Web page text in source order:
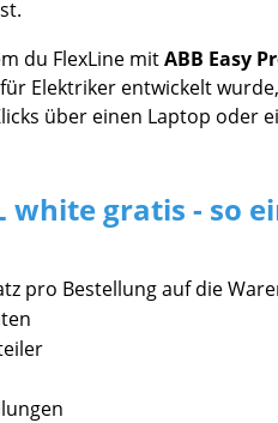
du FlexLine mitABB Easy
Elektriker entwickelt
über einen Laptop oder
white gratis - so
pro Bestellung auf die